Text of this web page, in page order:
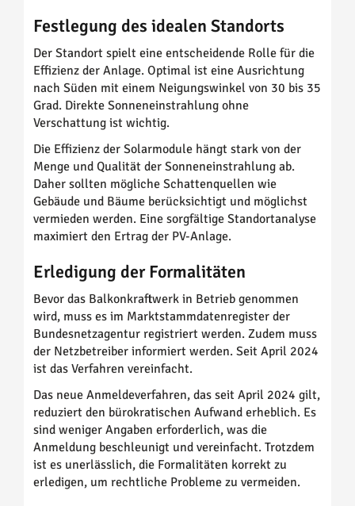
Festlegung des idealen Standorts
Der Standort spielt eine entscheidende Rolle für die
Effizienz der Anlage. Optimal ist eine Ausrichtung
nach Süden mit einem Neigungswinkel von 30 bis 35
Grad. Direkte Sonneneinstrahlung ohne
Verschattung ist wichtig.
Die Effizienz der Solarmodule hängt stark von der
Menge und Qualität der Sonneneinstrahlung ab.
Daher sollten mögliche Schattenquellen wie
Gebäude und Bäume berücksichtigt und möglichst
vermieden werden. Eine sorgfältige Standortanalyse
maximiert den Ertrag der PV-Anlage.
Erledigung der Formalitäten
Bevor das Balkonkraftwerk in Betrieb genommen
wird, muss es im Marktstammdatenregister der
Bundesnetzagentur registriert werden. Zudem muss
der Netzbetreiber informiert werden. Seit April 2024
ist das Verfahren vereinfacht.
Das neue Anmeldeverfahren, das seit April 2024 gilt,
reduziert den bürokratischen Aufwand erheblich. Es
sind weniger Angaben erforderlich, was die
Anmeldung beschleunigt und vereinfacht. Trotzdem
ist es unerlässlich, die Formalitäten korrekt zu
erledigen, um rechtliche Probleme zu vermeiden.